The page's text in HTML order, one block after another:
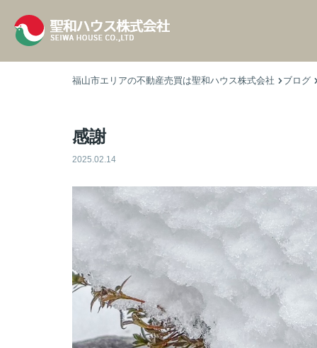
福山市エリアの不動産売買は聖和ハウス株式会社 ブログ
感謝
2025.02.14